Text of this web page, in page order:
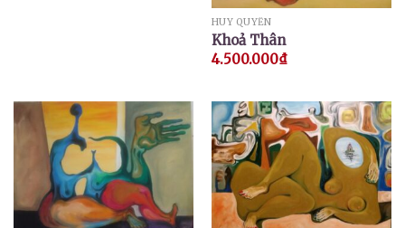
HUY QUYỂN
Khoả Thân
4.500.000₫